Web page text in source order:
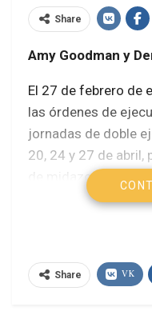
Share
Amy Goodman y
El 27 de febrero de
las órdenes de
jornadas de doble
20, 24 y 27 de
de midazolam, uno
utiliza en el
temporalmente; las
programada en lo
Share VK